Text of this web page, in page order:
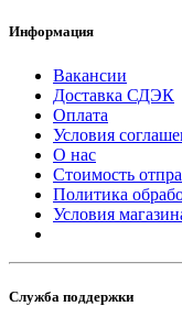
Информация
Вакансии
Доставка СДЭК
Оплата
Условия
О нас
Стоимость
Политика
Условия
Служба поддержки